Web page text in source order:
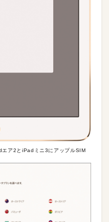
エア2とiPadミニ3にアップルSIM